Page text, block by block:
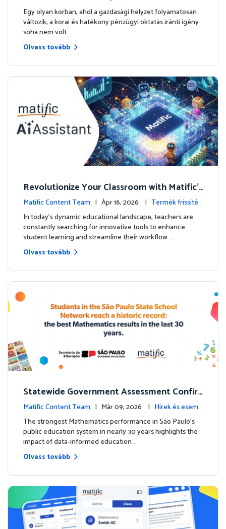
enetét
sek
Egy olyan korban, ahol a gazdasági helyzet folyamatosan
változik, a korai és hatékony pénzügyi oktatás iránti igény
soha nem volt …
Olvass tovább
Revolutionize Your Classroom with Matific's
AI-Powered Teacher Assistant
Matific Content Team | Ápr 16, 2026 | Termék frissítés
ekIn today's dynamic educational landscape, teachers are
constantly searching for innovative tools to enhance
student learning and streamline their workflow. …
Olvass tovább
Statewide Government Assessment Confir
ms: Greater Matific Usage Linked to Higher
Math Achievement
Matific Content Team | Már 09, 2026 | Hírek és esemé
nyek
The strongest Mathematics performance in São Paulo’s
public education system in nearly 30 years highlights the
impact of data-informed education …
Olvass tovább